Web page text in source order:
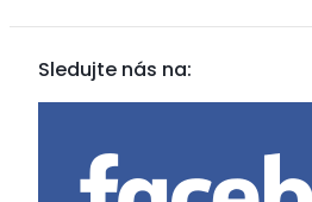
Sledujte nás na: